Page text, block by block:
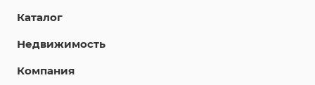
Каталог
Недвижимость
Компания